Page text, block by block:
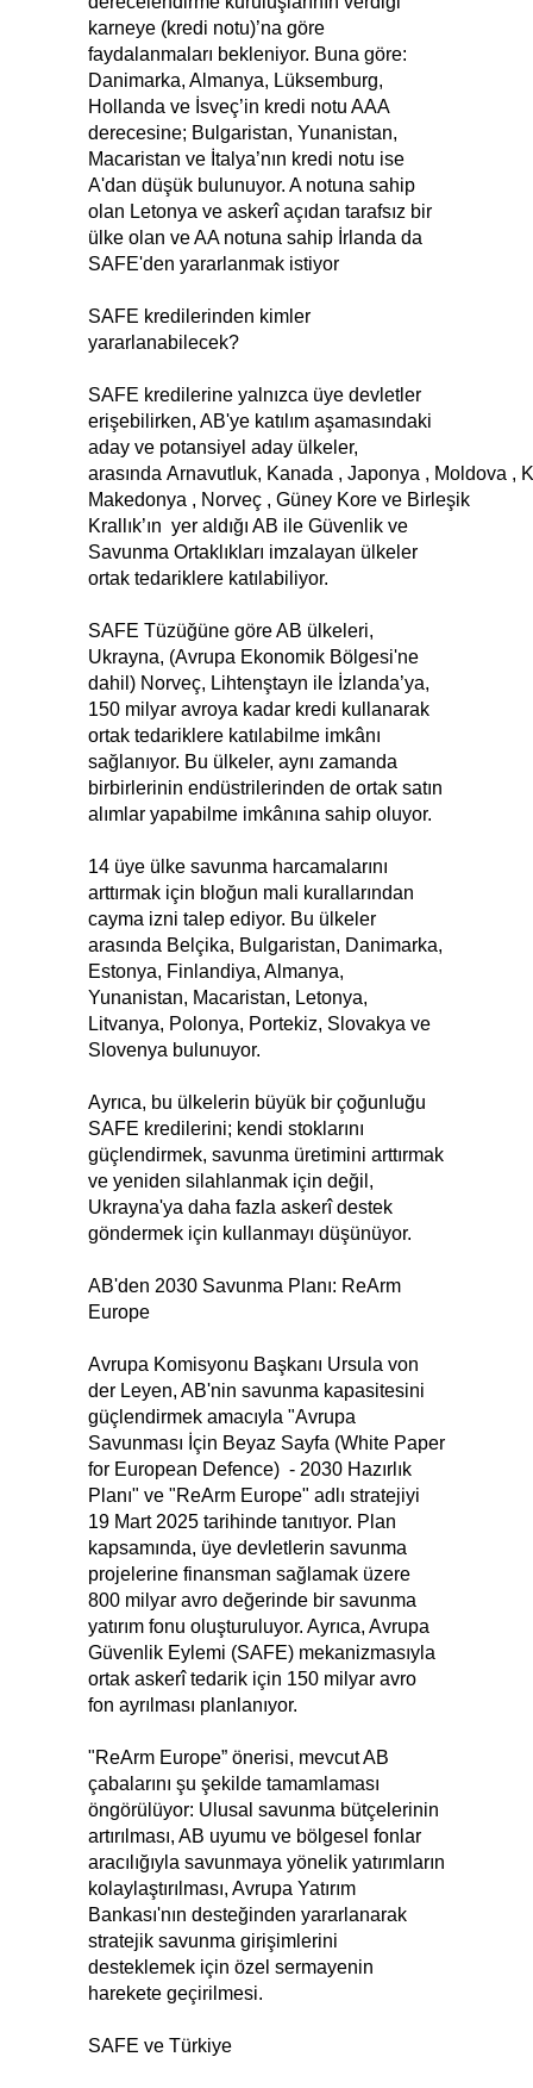
karneye (kredi notu)’na göre
faydalanmaları bekleniyor. Buna göre:
Danimarka, Almanya, Lüksemburg,
Hollanda ve İsveç’in kredi notu AAA
derecesine; Bulgaristan, Yunanistan,
Macaristan ve İtalya’nın kredi notu ise
A'dan düşük bulunuyor. A notuna sahip
olan Letonya ve askerî açıdan tarafsız bir
ülke olan ve AA notuna sahip İrlanda da
SAFE'den yararlanmak istiyor
SAFE kredilerinden kimler
yararlanabilecek?
SAFE kredilerine yalnızca üye devletler
erişebilirken, AB'ye katılım aşamasındaki
aday ve potansiyel aday ülkeler,
arasında Arnavutluk, Kanada , Japonya , Moldova ,
Makedonya , Norveç , Güney Kore ve Birleşik
Krallık’ın yer aldığı AB ile Güvenlik ve
Savunma Ortaklıkları imzalayan ülkeler
ortak tedariklere katılabiliyor.
SAFE Tüzüğüne göre AB ülkeleri,
Ukrayna, (Avrupa Ekonomik Bölgesi'ne
dahil) Norveç, Lihtenştayn ile İzlanda’ya,
150 milyar avroya kadar kredi kullanarak
ortak tedariklere katılabilme imkânı
sağlanıyor. Bu ülkeler, aynı zamanda
birbirlerinin endüstrilerinden de ortak satın
alımlar yapabilme imkânına sahip oluyor.
14 üye ülke savunma harcamalarını
arttırmak için bloğun mali kurallarından
cayma izni talep ediyor. Bu ülkeler
arasında Belçika, Bulgaristan, Danimarka,
Estonya, Finlandiya, Almanya,
Yunanistan, Macaristan, Letonya,
Litvanya, Polonya, Portekiz, Slovakya ve
Slovenya bulunuyor.
Ayrıca, bu ülkelerin büyük bir çoğunluğu
SAFE kredilerini; kendi stoklarını
güçlendirmek, savunma üretimini arttırmak
ve yeniden silahlanmak için değil,
Ukrayna'ya daha fazla askerî destek
göndermek için kullanmayı düşünüyor.
AB'den 2030 Savunma Planı: ReArm
Europe
Avrupa Komisyonu Başkanı Ursula von
der Leyen, AB'nin savunma kapasitesini
güçlendirmek amacıyla "Avrupa
Savunması İçin Beyaz Sayfa (White Paper
for European Defence) - 2030 Hazırlık
Planı" ve "ReArm Europe" adlı stratejiyi
19 Mart 2025 tarihinde tanıtıyor. Plan
kapsamında, üye devletlerin savunma
projelerine finansman sağlamak üzere
800 milyar avro değerinde bir savunma
yatırım fonu oluşturuluyor. Ayrıca, Avrupa
Güvenlik Eylemi (SAFE) mekanizmasıyla
ortak askerî tedarik için 150 milyar avro
fon ayrılması planlanıyor.
"ReArm Europe” önerisi, mevcut AB
çabalarını şu şekilde tamamlaması
öngörülüyor: Ulusal savunma bütçelerinin
artırılması, AB uyumu ve bölgesel fonlar
aracılığıyla savunmaya yönelik yatırımların
kolaylaştırılması, Avrupa Yatırım
Bankası'nın desteğinden yararlanarak
stratejik savunma girişimlerini
desteklemek için özel sermayenin
harekete geçirilmesi.
SAFE ve Türkiye